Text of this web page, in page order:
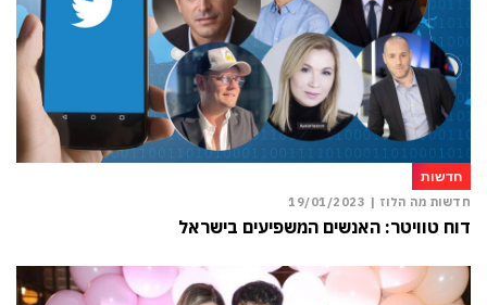
חדשות
חדשות מה הלוז | 19/01/2023
דוח טוויטר: האנשים המשפיעים בישראל